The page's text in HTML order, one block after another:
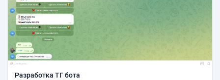
Разработка ТГ бота